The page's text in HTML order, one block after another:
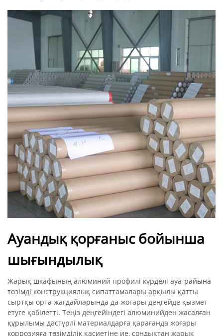
Ауандық қорғаныс бойынша
шығындылық
Жарық шкафының алюминий профилі күрделі ауа-райына
төзімді конструкциялық сипаттамалары арқылы қатты
сыртқы орта жағдайларында да жоғары деңгейде қызмет
етуге қабілетті. Теңіз деңгейіндегі алюминийден жасалған
құрылымы дәстүрлі материалдарға қарағанда жоғары
коррозияға төзімділік қасиетіне ие, сондықтан жарық